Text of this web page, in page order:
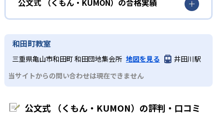
イルは子どもの学習意欲をかき立てるため、教えてもらう
という受け身の姿勢ではなく、自ら進んで学ぶ姿勢を身に
つけられるだろう。
また、自学学習スタイルで学ぶ子どもたちは、自らの学習
課題に気がつくようになる。学年を超えた範囲も学習でき
03 フレキシブルな受講スタイル
KUMONでは、教室が開いている時間内であれば、何曜日に
るだろう。
中学に向けて苦手教科を克服したい子ども向け
KUMONでは経験豊富な先生が、子どものやる気を引き出せ
る。苦手な科目でも自分で解けた達成感を味わうことで、
少しずつ苦手意識を克服できるだろう。
中学生・高校生
標に向かって頑張りやり抜く力を育むことができる。ま
た、年齢や学年にとらわれずに自分の学力に相応したレベ
ルから学習できるため、難しすぎてやる気を損ねたり、簡
単すぎて退屈することもない。
どんなデメリットがある？
KUMONでは、中高生のクラスでも数学・英語・国語の3教
科に限られるため、その他の教科に関しては他塾を検討す
公文式 （くもん・KUMON）の合格実績
KUMONは、公式サイトでは合格実績は公開していない。志
わせたい。
和田町教室
三重県亀山市和田町 和田団地集会所 地図を見る
井田川駅
当サイトからの問い合わせは現在できません
公文式 （くもん・KUMON）の評判・口コミ